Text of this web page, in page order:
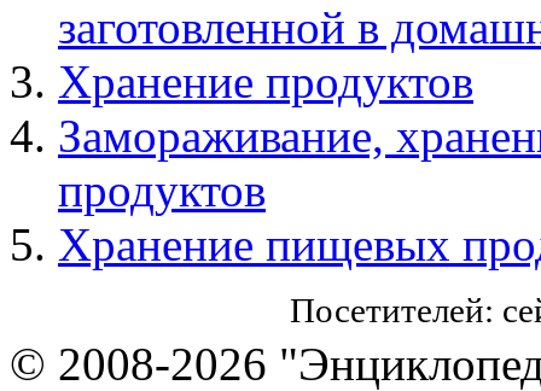
заготовленной в
Хранение продуктов
Замораживание,
продуктов
Хранение пищевых
Посетителей:
© 2008-2026